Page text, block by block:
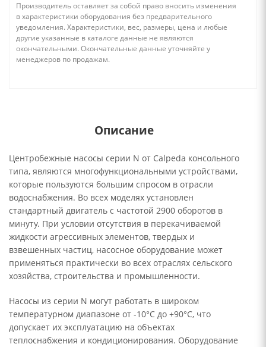
Производитель оставляет за собой право вносить изменения
в характеристики оборудования без предварительного
уведомления. Характеристики, вес, размеры, цена и любые
другие указанные в каталоге данные не являются
окончательными. Окончательные данные уточняйте у
менеджеров по продажам.
Описание
Центробежные насосы серии N от Calpeda консольного
типа, являются многофункциональными устройствами,
которые пользуются большим спросом в отрасли
водоснабжения. Во всех моделях установлен
стандартный двигатель с частотой 2900 оборотов в
минуту. При условии отсутствия в перекачиваемой
жидкости агрессивных элементов, твердых и
взвешенных частиц, насосное оборудование может
применяться практически во всех отраслях сельского
хозяйства, строительства и промышленности.
Насосы из серии N могут работать в широком
температурном диапазоне от -10°C до +90°C, что
допускает их эксплуатацию на объектах
теплоснабжения и кондиционирования. Оборудование